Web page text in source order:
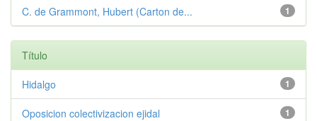
1
C. de Grammont, Hubert (Carton de...
Título
1
Hidalgo
1
Oposicion colectivizacion ejidal